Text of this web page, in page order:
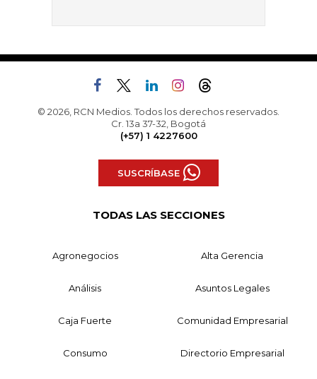
© 2026, RCN Medios. Todos los derechos reservados.
Cr. 13a 37-32, Bogotá
(+57) 1 4227600
SUSCRÍBASE
TODAS LAS SECCIONES
Agronegocios Alta Gerencia
Análisis Asuntos Legales
Caja Fuerte Comunidad Empresarial
Consumo Directorio Empresarial